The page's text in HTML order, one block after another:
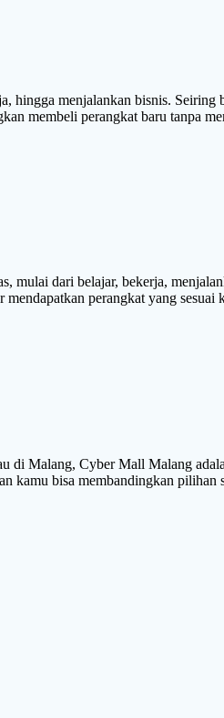
menjalankan bisnis.
membeli perangkat baru tanpa
mulai dari belajar, bekerja,
perangkat yang
di Malang, Cyber Mall Malang
kamu bisa membandingkan